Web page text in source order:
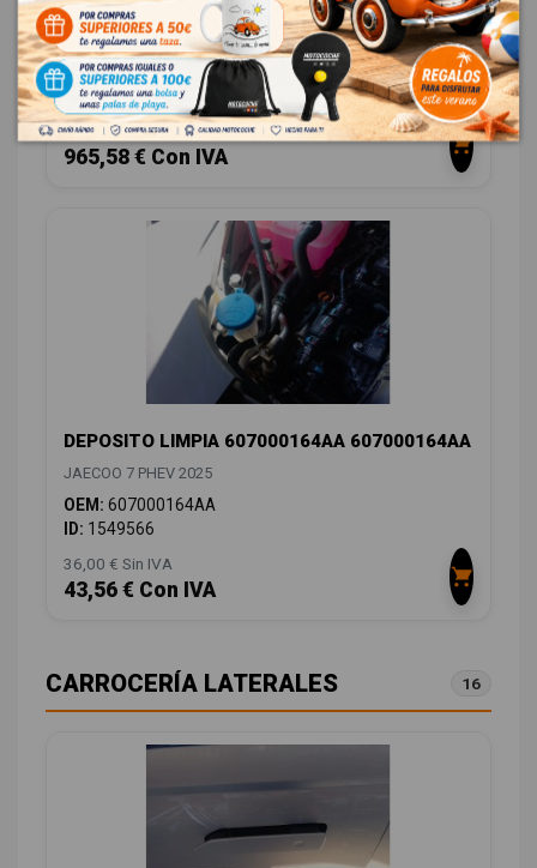
603000367AA
JAECOO 7 PHEV 2025
OEM:603000367AA
ID:1549691
798,00 € Sin IVA
965,58 € Con IVA
DEPOSITO LIMPIA 607000164AA 607000164AA
JAECOO 7 PHEV 2025
OEM: 607000164AA
ID: 1549566
36,00 € Sin IVA
43,56 € Con IVA
CARROCERÍA LATERALES 16